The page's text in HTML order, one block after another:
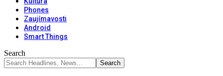
Phones
Zaujímavosti
Android
Smart Things
Search